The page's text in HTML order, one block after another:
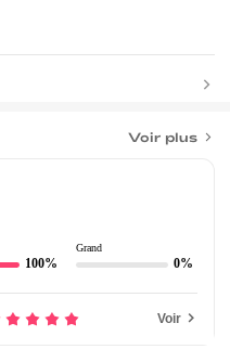
Voir plus
100%
Grand
0%
Voir